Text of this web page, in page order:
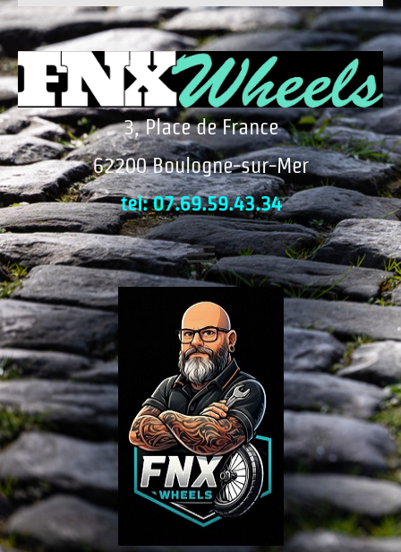
3, Place de France
62200 Boulogne-sur-Mer
tel: 07.69.59.43.34